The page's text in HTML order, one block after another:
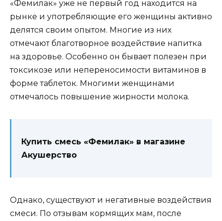
«Фемилак» уже не первый год находится на
рынке и употребляющие его женщины активно
делятся своим опытом. Многие из них
отмечают благотворное воздействие напитка
на здоровье. Особенно он бывает полезен при
токсикозе или непереносимости витаминов в
форме таблеток. Многими женщинами
отмечалось повышение жирности молока.
Купить смесь «Фемилак» в магазине
Акушерство
Однако, существуют и негативные воздействия
смеси. По отзывам кормящих мам, после